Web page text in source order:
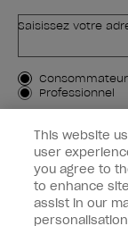
Saisissez votre
Type de client
Consommateur
Professionnel
M'INSCRIRE
Informations
OPI & vous
This website
user
you agree to
to enhance
assist in our